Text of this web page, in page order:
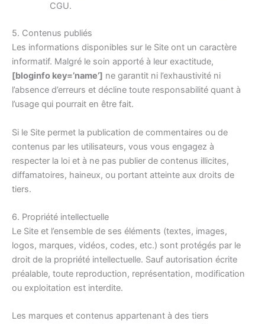
CGU.
5. Contenus publiés
Les informations disponibles sur le Site ont un caractère
informatif. Malgré le soin apporté à leur exactitude,
[bloginfo key=’name’] ne garantit ni l’exhaustivité ni
l’absence d’erreurs et décline toute responsabilité quant à
l’usage qui pourrait en être fait.
Si le Site permet la publication de commentaires ou de
contenus par les utilisateurs, vous vous engagez à
respecter la loi et à ne pas publier de contenus illicites,
diffamatoires, haineux, ou portant atteinte aux droits de
tiers.
6. Propriété intellectuelle
Le Site et l’ensemble de ses éléments (textes, images,
logos, marques, vidéos, codes, etc.) sont protégés par le
droit de la propriété intellectuelle. Sauf autorisation écrite
préalable, toute reproduction, représentation, modification
ou exploitation est interdite.
Les marques et contenus appartenant à des tiers